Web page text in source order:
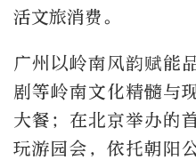
活文旅消费。
广州以岭南风韵赋能
剧等岭南文化精髓与
大餐；在北京举办的
玩游园会，依托朝阳